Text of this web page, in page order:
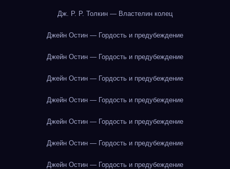
Дж. Р. Р. Толкин — Властелин колец
Джейн Остин — Гордость и предубеждение
Джейн Остин — Гордость и предубеждение
Джейн Остин — Гордость и предубеждение
Джейн Остин — Гордость и предубеждение
Джейн Остин — Гордость и предубеждение
Джейн Остин — Гордость и предубеждение
Джейн Остин — Гордость и предубеждение